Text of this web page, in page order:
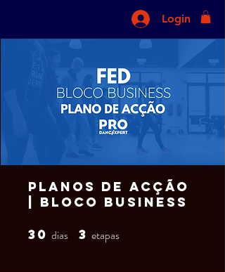
Login
Planos de Acção
| Bloco Business
30 dias 30 dias
3 etapas